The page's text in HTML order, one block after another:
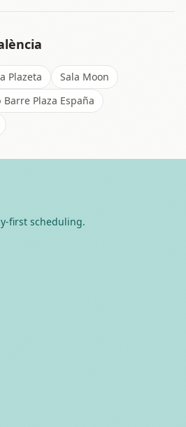
Plazeta
Sala Moon
Barre Plaza España
first scheduling.